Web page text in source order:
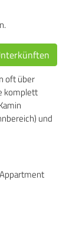
oft über
komplett
und